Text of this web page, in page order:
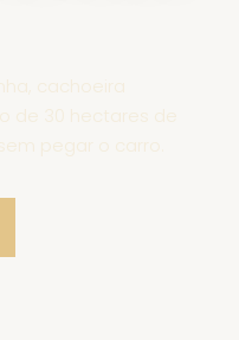
cachoeira
de 30 hectares de
pegar o carro.